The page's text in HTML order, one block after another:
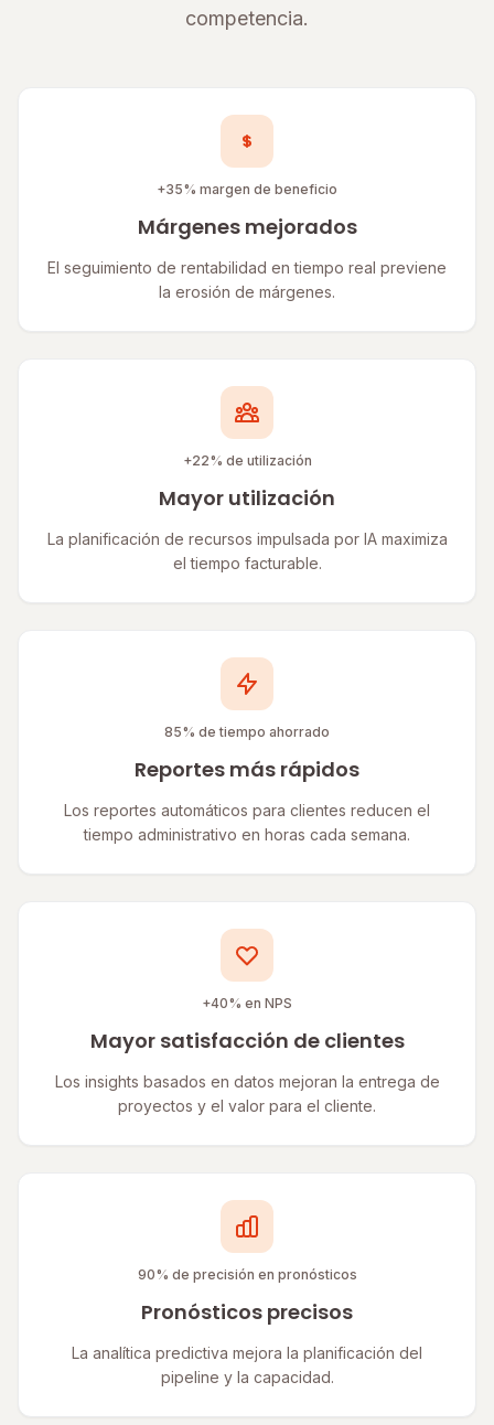
competencia.
+35% margen de beneficio
Márgenes mejorados
El seguimiento de rentabilidad en tiempo real previene
la erosión de márgenes.
+22% de utilización
Mayor utilización
La planificación de recursos impulsada por IA maximiza
el tiempo facturable.
85% de tiempo ahorrado
Reportes más rápidos
Los reportes automáticos para clientes reducen el
tiempo administrativo en horas cada semana.
+40% en NPS
Mayor satisfacción de clientes
Los insights basados en datos mejoran la entrega de
proyectos y el valor para el cliente.
90% de precisión en pronósticos
Pronósticos precisos
La analítica predictiva mejora la planificación del
pipeline y la capacidad.